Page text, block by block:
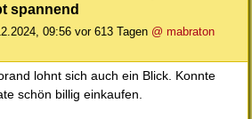
spannend
09:56 vor 613 Tagen @ mabraton
lohnt sich auch ein Blick. Konnte
schön billig einkaufen.